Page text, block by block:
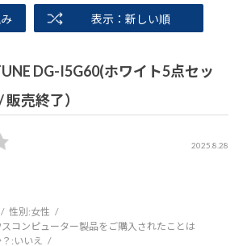
表示：新しい順
DG-I5G60(ホワイト5点セッ
売終了）
2025.8.28
性別:女性
コンピューター製品をご購入されたことは
: いいえ